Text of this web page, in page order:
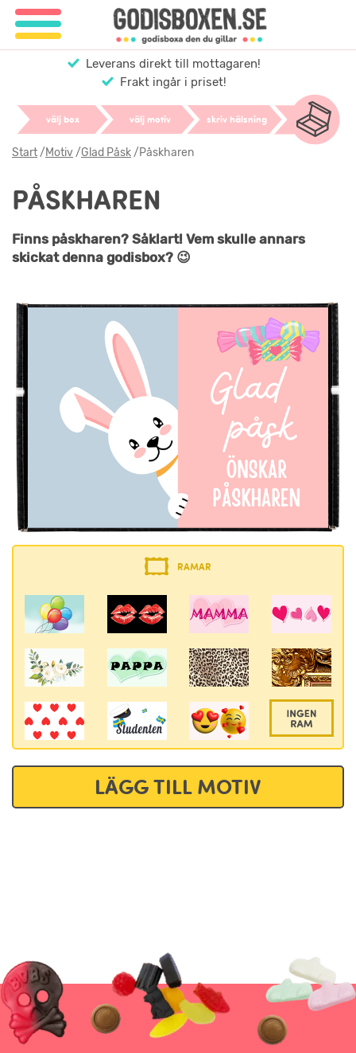
Leverans direkt till mottagaren!
Frakt ingår i priset!
välj box välj motiv skriv hälsning
Start/Motiv/Glad Påsk/Påskharen
PÅSKHAREN
Finns påskharen? Såklart! Vem skulle annars
skickat denna godisbox? 😉
RAMAR
LÄGG TILL MOTIV